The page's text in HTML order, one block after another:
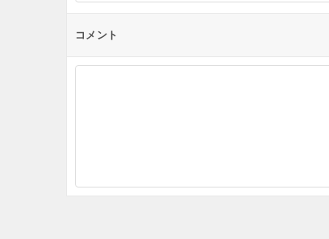
コメント